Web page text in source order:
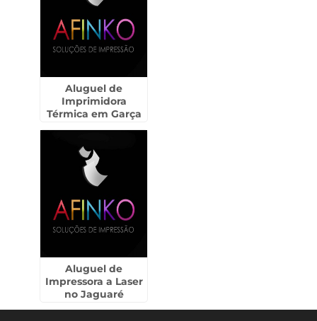
Aluguel de
Imprimidora
Térmica em Garça
Aluguel de
Impressora a Laser
no Jaguaré